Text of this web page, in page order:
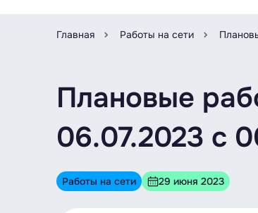
Главная Работы на сети
Плановые
06.07.2023 с
Работы на сети 29 июня 2023